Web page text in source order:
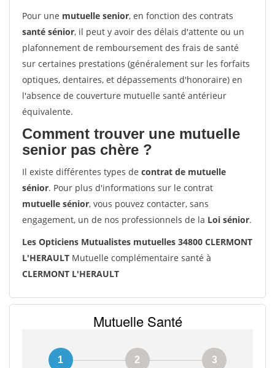
Pour une mutuelle senior, en fonction des contrats
santé sénior, il peut y avoir des délais d'attente ou un
plafonnement de remboursement des frais de santé
sur certaines prestations (généralement sur les forfaits
optiques, dentaires, et dépassements d'honoraire) en
l'absence de couverture mutuelle santé antérieur
équivalente.
Comment trouver une mutuelle
senior pas chère ?
Il existe différentes types de contrat de mutuelle
sénior. Pour plus d'informations sur le contrat
mutuelle sénior, vous pouvez contacter, sans
engagement, un de nos professionnels de la Loi sénior.
Les Opticiens Mutualistes mutuelles 34800 CLERMONT
L'HERAULT Mutuelle complémentaire santé à
CLERMONT L'HERAULT